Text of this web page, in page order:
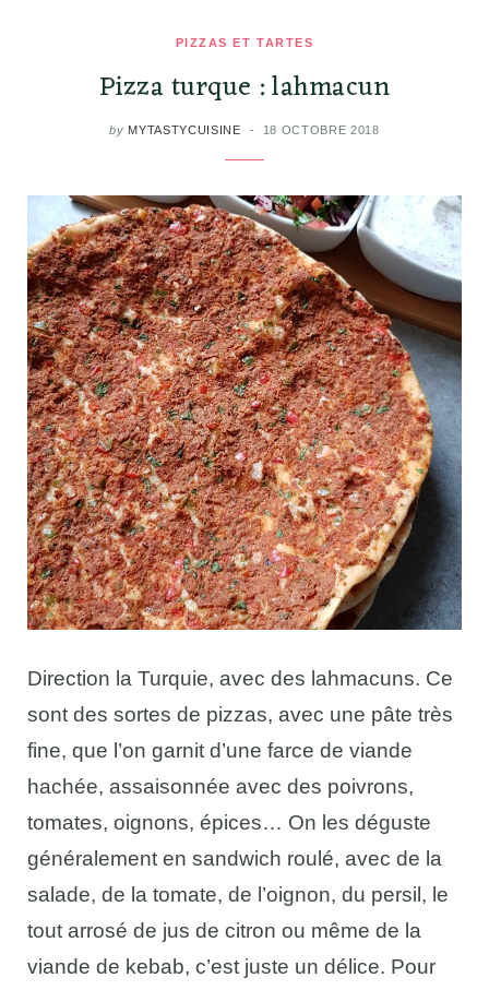
PIZZAS ET TARTES
Pizza turque : lahmacun
by MYTASTYCUISINE 18 OCTOBRE 2018
Direction la Turquie, avec des lahmacuns. Ce
sont des sortes de pizzas, avec une pâte très
fine, que l’on garnit d’une farce de viande
hachée, assaisonnée avec des poivrons,
tomates, oignons, épices… On les déguste
généralement en sandwich roulé, avec de la
salade, de la tomate, de l’oignon, du persil, le
tout arrosé de jus de citron ou même de la
viande de kebab, c’est juste un délice. Pour